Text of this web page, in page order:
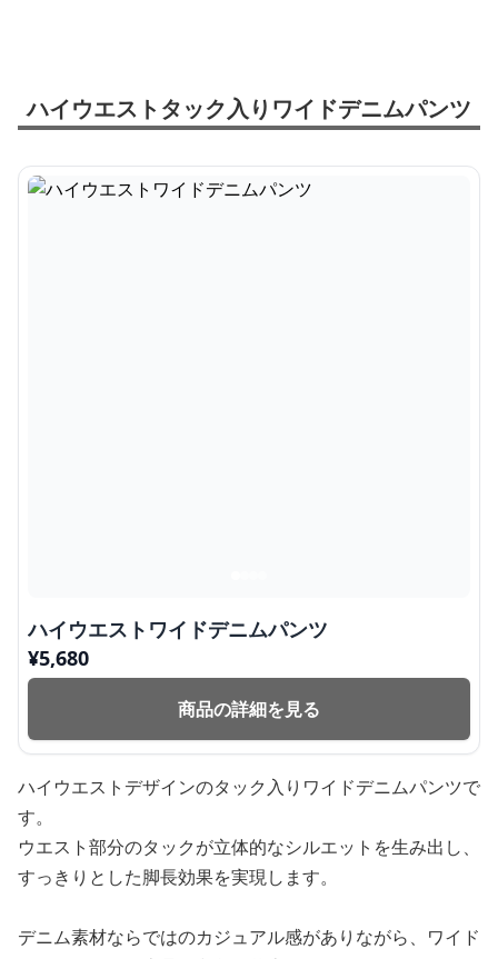
ハイウエストタック入りワイドデニムパンツ
ハイウエストワイドデニムパンツ
¥5,680
商品の詳細を見る
ハイウエストデザインのタック入りワイドデニムパンツで
す。
ウエスト部分のタックが立体的なシルエットを生み出し、
すっきりとした脚長効果を実現します。
デニム素材ならではのカジュアル感がありながら、ワイド